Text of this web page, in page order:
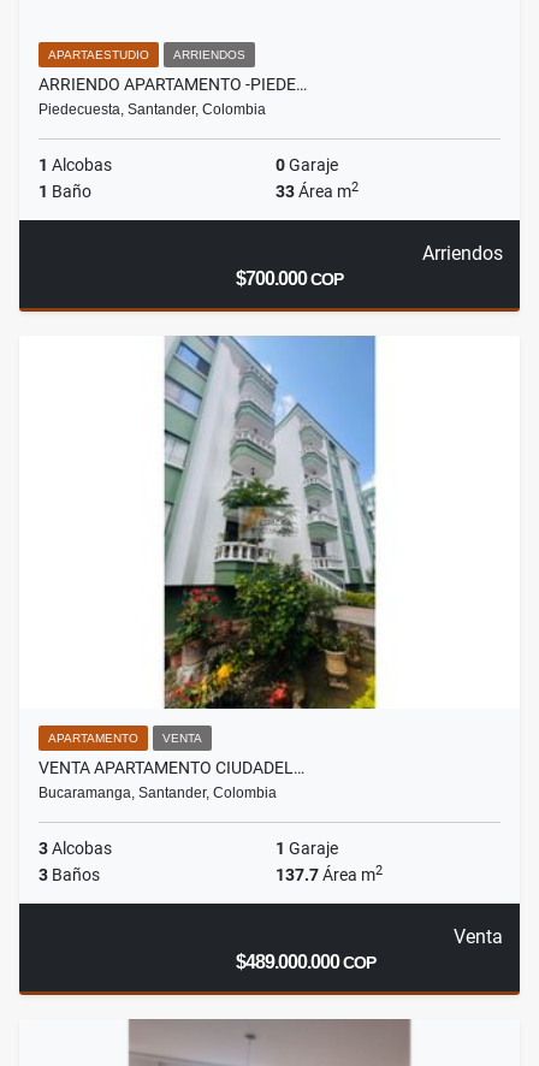
APARTAESTUDIO ARRIENDOS
ARRIENDO APARTAMENTO -PIEDE…
Piedecuesta, Santander, Colombia
1 Alcobas 0Garaje
1 Baño 33Área m2
Arriendos
$700.000COP
APARTAMENTO VENTA
VENTA APARTAMENTO CIUDADEL…
Bucaramanga, Santander, Colombia
3Alcobas 1 Garaje
3 Baños 137.7Área m2
Venta
$489.000.000COP